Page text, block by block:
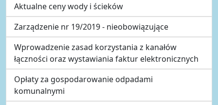
Aktualne ceny wody i ścieków
Zarządzenie nr 19/2019 - nieobowiązujące
Wprowadzenie zasad korzystania z kanałów
łączności oraz wystawiania faktur elektronicznych
Opłaty za gospodarowanie odpadami
komunalnymi